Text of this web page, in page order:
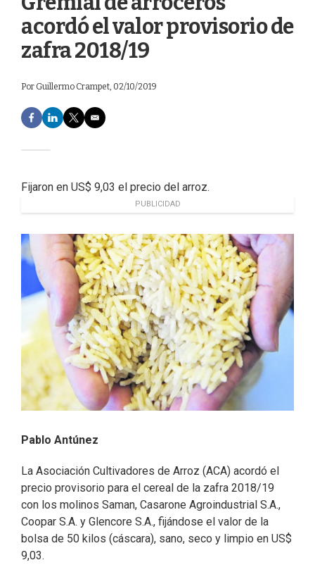
acordó el valor provisorio de
zafra 2018/19
Por Guillermo Crampet, 02/10/2019
F
a
e
o
o
k
L
i
d
n
T
w
e
E
m
Fijaron en US$ 9,03 el precio del arroz.
PUBLICIDAD
Pablo Antúnez
La Asociación Cultivadores de Arroz (ACA) acordó el
precio provisorio para el cereal de la zafra 2018/19
con los molinos Saman, Casarone Agroindustrial S.A.,
Coopar S.A. y Glencore S.A., fijándose el valor de la
bolsa de 50 kilos (cáscara), sano, seco y limpio en US$
9,03.